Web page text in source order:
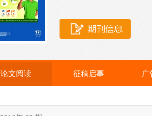
论文阅读 征稿启事 广